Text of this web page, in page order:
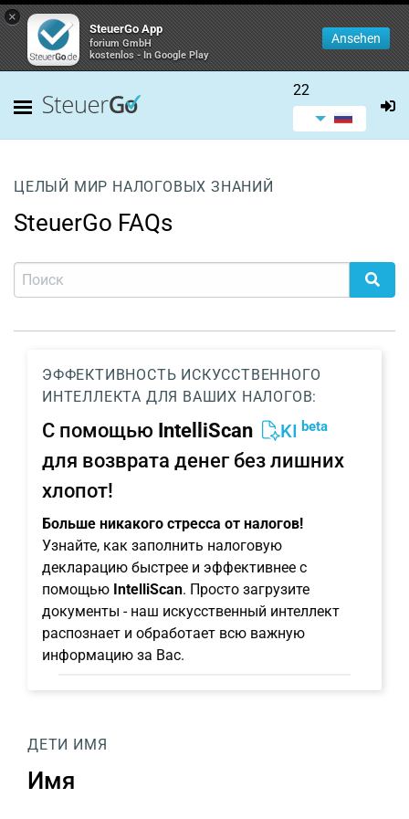
×
SteuerGo App
forium GmbH
kostenlos - In Google Play
Ansehen
22
ЦЕЛЫЙ МИР НАЛОГОВЫХ ЗНАНИЙ
SteuerGo FAQs
ЭФФЕКТИВНОСТЬ ИСКУССТВЕННОГО
ИНТЕЛЛЕКТА ДЛЯ ВАШИХ НАЛОГОВ:
С помощью IntelliScan KI beta
для возврата денег без лишних
хлопот!
Больше никакого стресса от налогов!
Узнайте, как заполнить налоговую
декларацию быстрее и эффективнее с
помощью IntelliScan. Просто загрузите
документы - наш искусственный интеллект
распознает и обработает всю важную
информацию за Вас.
ДЕТИ ИМЯ
Имя